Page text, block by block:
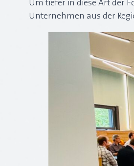
Um tiefer in diese Art der
Unternehmen aus der